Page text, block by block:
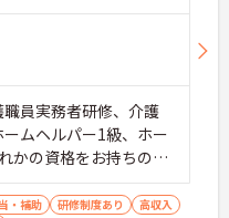
員実務者研修、介護
ムヘルパー1級、ホー
かの資格をお持ちの方
者相談可能
・補助 研修制度あり
高収入